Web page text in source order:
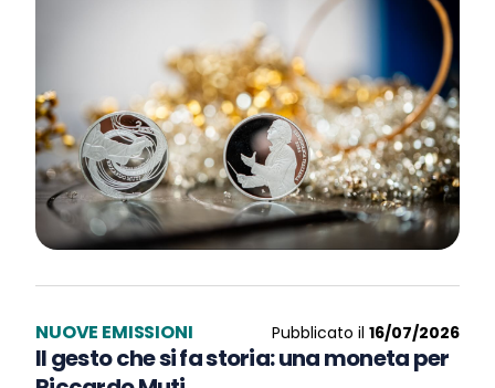
NUOVE EMISSIONI Pubblicato il 16/07/2026
Il gesto che si fa storia: una moneta per